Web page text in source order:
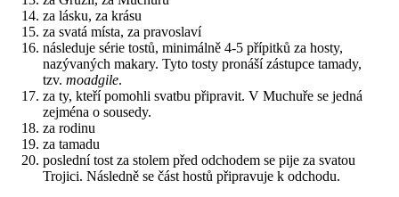
za lásku, za krásu
za svatá místa, za pravoslaví
následuje série tostů, minimálně 4-5 přípitků za hosty,
nazývaných makary. Tyto tosty pronáší zástupce tamady,
tzv. moadgile.
za ty, kteří pomohli svatbu připravit. V Muchuře se jedná
zejména o sousedy.
za rodinu
za tamadu
poslední tost za stolem před odchodem se pije za svatou
Trojici. Následně se část hostů připravuje k odchodu.